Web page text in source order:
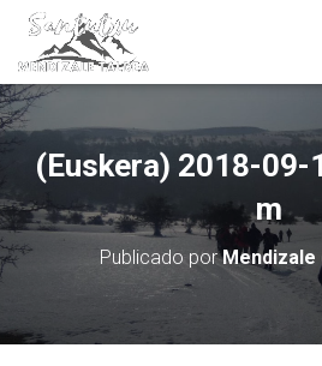
(Euskera) 2018-09-
m
Publicado porMendizale